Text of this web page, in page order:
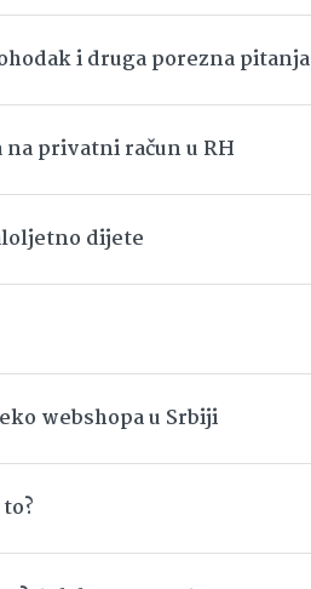
i druga porezna pitanja
privatni račun u RH
dijete
webshopa u Srbiji